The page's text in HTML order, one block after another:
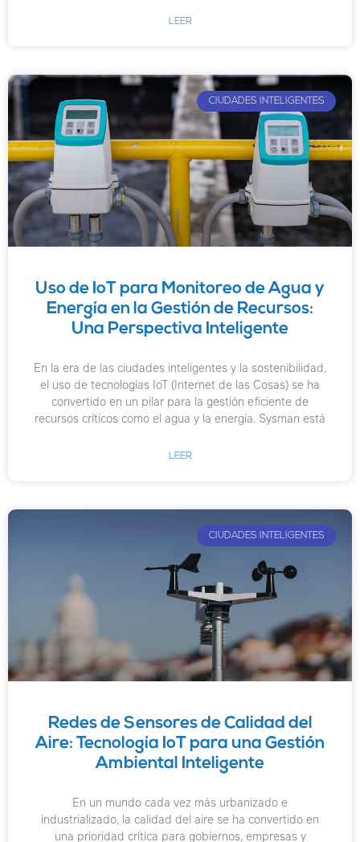
LEER
CIUDADES INTELIGENTES
Uso de IoT para Monitoreo de Agua y
Energía en la Gestión de Recursos:
Una Perspectiva Inteligente
En la era de las ciudades inteligentes y la sostenibilidad,
el uso de tecnologías IoT (Internet de las Cosas) se ha
convertido en un pilar para la gestión eficiente de
recursos críticos como el agua y la energía. Sysman está
LEER
CIUDADES INTELIGENTES
Redes de Sensores de Calidad del
Aire: Tecnología IoT para una Gestión
Ambiental Inteligente
En un mundo cada vez más urbanizado e
industrializado, la calidad del aire se ha convertido en
una prioridad crítica para gobiernos, empresas y